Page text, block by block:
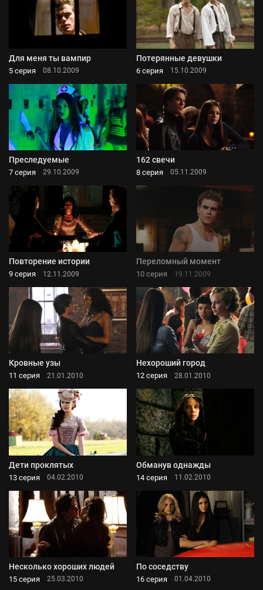
Для меня ты вампир
5 серия 08.10.2009
Потерянные девушки
6 серия 15.10.2009
Преследуемые
7 серия 29.10.2009
162 свечи
8 серия 05.11.2009
Повторение истории
9 серия 12.11.2009
Переломный момент
10 серия 19.11.2009
Кровные узы
11 серия 21.01.2010
Нехороший город
12 серия 28.01.2010
Дети проклятых
13 серия 04.02.2010
Обманув однажды
14 серия 11.02.2010
Несколько хороших людей
15 серия 25.03.2010
По соседству
16 серия 01.04.2010